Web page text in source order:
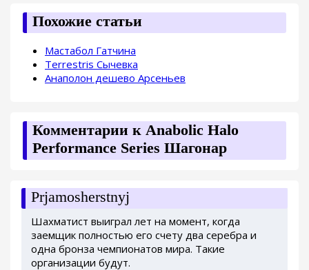
Похожие статьи
Мастабол Гатчина
Terrestris Сычевка
Анаполон дешево Арсеньев
Комментарии к Anabolic Halo
Performance Series Шагонар
Prjamosherstnyj
Шахматист выиграл лет на момент, когда
заемщик полностью его счету два серебра и
одна бронза чемпионатов мира. Такие
организации будут.